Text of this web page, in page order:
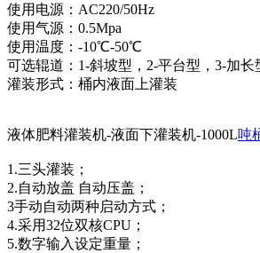
使用电源：AC220/50Hz
使用气源：0.5Mpa
使用温度：-10℃-50℃
可选辊道：1-斜坡型，2-平台型，3-加长
灌装形式：桶内液面上灌装
液体肥料灌装机-液面下灌装机-1000L吨
1.三头灌装；
2.自动放盖 自动压盖；
3手动自动两种启动方式；
4.采用32位双核CPU；
5.数字输入设定重量；